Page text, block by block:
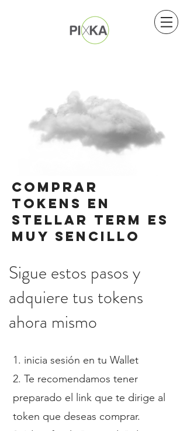
Comprar
Tokens en
stellar term es
muy sencillo
Sigue estos pasos y
adquiere tus tokens
ahora mismo
1. inicia sesión en tu Wallet
2. Te recomendamos tener
preparado el link que te dirige al
token que deseas comprar.